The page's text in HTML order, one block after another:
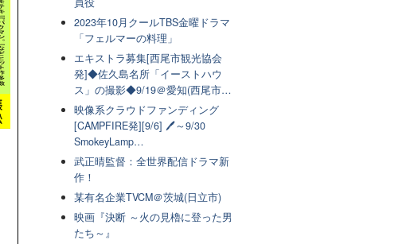
2023年10月クールTBS金曜ドラマ
「フェルマーの料理」
エキストラ募集[西尾市観光協会
発]◆佐久島名所「イーストハウ
ス」の撮影◆9/19＠愛知(西尾市…
映像系クラウドファンディング
[CAMPFIRE発][9/6] 🖊～9/30
SmokeyLamp…
武正晴監督：全世界配信ドラマ新
作！
某有名企業TVCM＠茨城(日立市)
映画『決断 ～火の見櫓に登った男
たち～』